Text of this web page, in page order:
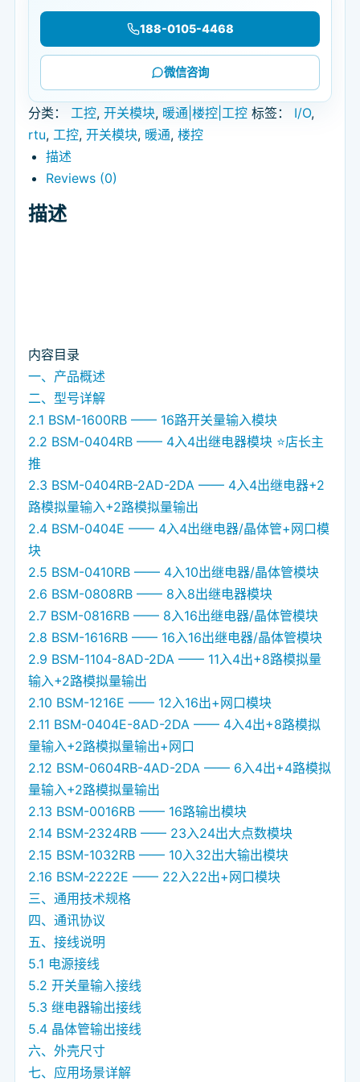
188-0105-4468
微信咨询
分类： 工控, 开关模块, 暖通|楼控|工控 标签： I/O,
rtu, 工控, 开关模块, 暖通, 楼控
描述
Reviews (0)
描述
内容目录
一、产品概述
二、型号详解
2.1 BSM-1600RB —— 16路开关量输入模块
2.2 BSM-0404RB —— 4入4出继电器模块 ⭐店长主
推
2.3 BSM-0404RB-2AD-2DA —— 4入4出继电器+2
路模拟量输入+2路模拟量输出
2.4 BSM-0404E —— 4入4出继电器/晶体管+网口模
块
2.5 BSM-0410RB —— 4入10出继电器/晶体管模块
2.6 BSM-0808RB —— 8入8出继电器模块
2.7 BSM-0816RB —— 8入16出继电器/晶体管模块
2.8 BSM-1616RB —— 16入16出继电器/晶体管模块
2.9 BSM-1104-8AD-2DA —— 11入4出+8路模拟量
输入+2路模拟量输出
2.10 BSM-1216E —— 12入16出+网口模块
2.11 BSM-0404E-8AD-2DA —— 4入4出+8路模拟
量输入+2路模拟量输出+网口
2.12 BSM-0604RB-4AD-2DA —— 6入4出+4路模拟
量输入+2路模拟量输出
2.13 BSM-0016RB —— 16路输出模块
2.14 BSM-2324RB —— 23入24出大点数模块
2.15 BSM-1032RB —— 10入32出大输出模块
2.16 BSM-2222E —— 22入22出+网口模块
三、通用技术规格
四、通讯协议
五、接线说明
5.1 电源接线
5.2 开关量输入接线
5.3 继电器输出接线
5.4 晶体管输出接线
六、外壳尺寸
七、应用场景详解